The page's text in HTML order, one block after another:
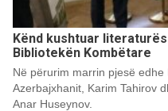
Kënd kushtuar
Bibliotekën Kombëtare
Në përurim marrin pjesë
Azerbajxhanit, Karim Tahirov
Anar Huseynov.